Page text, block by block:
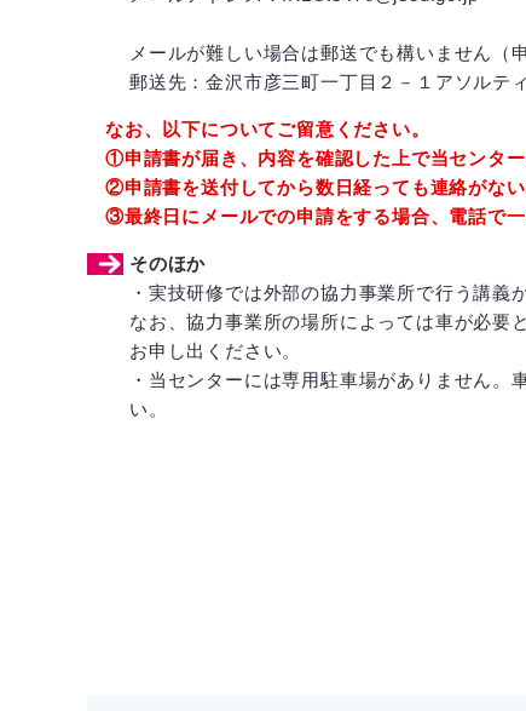
メールが難しい場合は郵送でも構いません（
郵送先：金沢市彦三町一丁目２－１アソルテ
なお、以下についてご留意ください。
①申請書が届き、内容を確認した上で当センタ
②申請書を送付してから数日経っても連絡がな
③最終日にメールでの申請をする場合、電話で一
そのほか
・実技研修では外部の協力事業所で行う講義
なお、協力事業所の場所によっては車が必要
お申し出ください。
・当センターには専用駐車場がありません
い。